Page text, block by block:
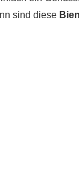
sind diese